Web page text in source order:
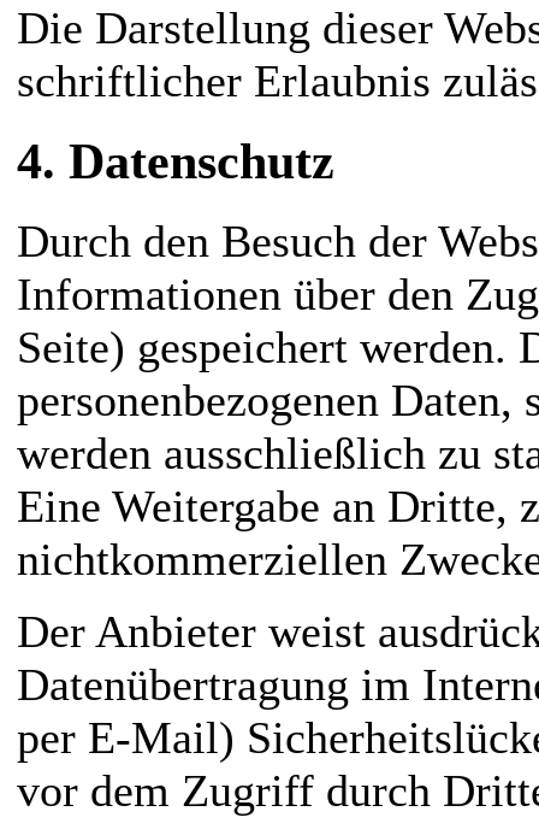
Die Darstellung dieser
schriftlicher Erlaubnis
4. Datenschutz
Durch den Besuch der
Informationen über den
Seite) gespeichert werden.
personenbezogenen
werden ausschließlich zu
Eine Weitergabe an Dritte,
nichtkommerziellen
Der Anbieter weist
Datenübertragung im
per E-Mail)
vor dem Zugriff durch